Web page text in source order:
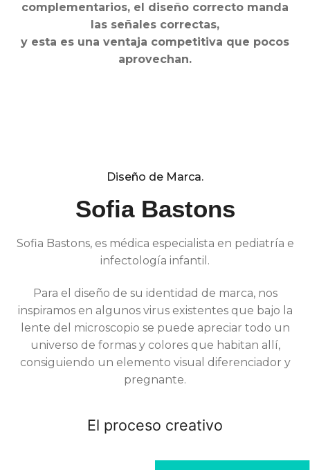
complementarios, el diseño correcto manda
las señales correctas,
y esta es una ventaja competitiva que pocos
aprovechan.
Diseño de Marca.
Sofia Bastons
Sofia Bastons, es médica especialista en pediatría e
infectología infantil.
Para el diseño de su identidad de marca, nos
inspiramos en algunos virus existentes que bajo la
lente del microscopio se puede apreciar todo un
universo de formas y colores que habitan allí,
consiguiendo un elemento visual diferenciador y
pregnante.
El proceso creativo